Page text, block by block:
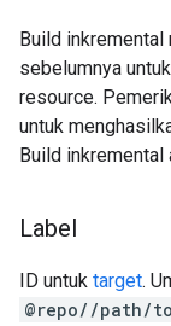
Build inkremental
sebelumnya
resource.
untuk
Build inkremental
Label
ID untuk target.
@repo//path/